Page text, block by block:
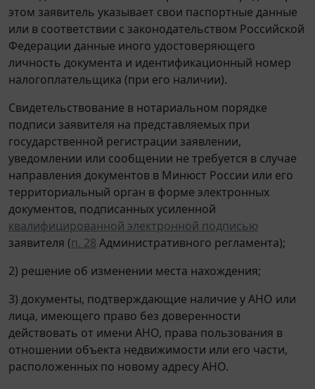
этом заявитель указывает свои паспортные данные
или в соответствии с законодательством Российской
Федерации данные иного удостоверяющего
личность документа и идентификационный номер
налогоплательщика (при его наличии).
Свидетельствование в нотариальном порядке
подписи заявителя на представляемых при
государственной регистрации заявлении,
уведомлении или сообщении не требуется в случае
направления документов в Минюст России или его
территориальный орган в форме электронных
документов, подписанных усиленной
квалифицированной электронной подписью
заявителя (п. 28 Административного регламента);
2) решение об изменении места нахождения;
3) документы, подтверждающие наличие у АНО или
лица, имеющего право без доверенности
действовать от имени АНО, права пользования в
отношении объекта недвижимости или его части,
расположенных по новому адресу АНО.